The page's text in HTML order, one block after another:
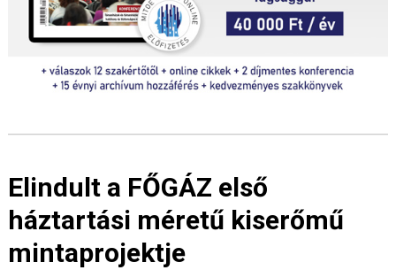
Elindult a FŐGÁZ első
háztartási méretű kiserőmű
mintaprojektje